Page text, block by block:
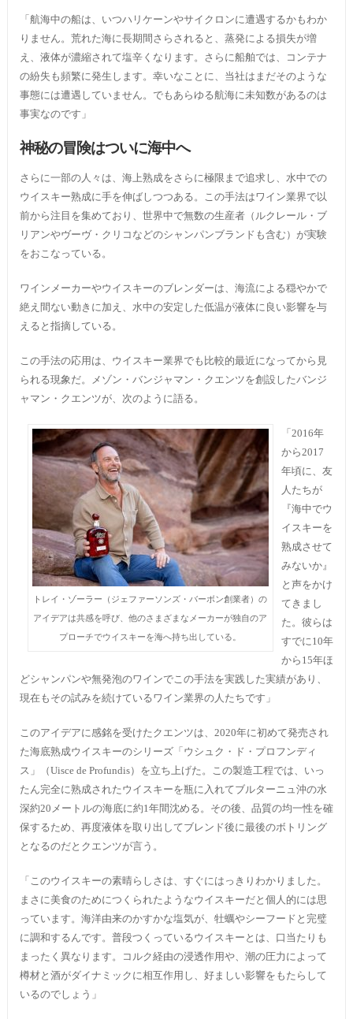
「航海中の船は、いつハリケーンやサイクロンに遭遇するかもわか
りません。荒れた海に長期間さらされると、蒸発による損失が増
え、液体が濃縮されて塩辛くなります。さらに船舶では、コンテナ
の紛失も頻繁に発生します。幸いなことに、当社はまだそのような
事態には遭遇していません。でもあらゆる航海に未知数があるのは
事実なのです」
神秘の冒険はついに海中へ
さらに一部の人々は、海上熟成をさらに極限まで追求し、水中での
ウイスキー熟成に手を伸ばしつつある。この手法はワイン業界で以
前から注目を集めており、世界中で無数の生産者（ルクレール・ブ
リアンやヴーヴ・クリコなどのシャンパンブランドも含む）が実験
をおこなっている。
ワインメーカーやウイスキーのブレンダーは、海流による穏やかで
絶え間ない動きに加え、水中の安定した低温が液体に良い影響を与
えると指摘している。
この手法の応用は、ウイスキー業界でも比較的最近になってから見
られる現象だ。メゾン・バンジャマン・クエンツを創設したバンジ
ャマン・クエンツが、次のように語る。
トレイ・ゾーラー（ジェファーソンズ・バーボン創業者）の
アイデアは共感を呼び、他のさまざまなメーカーが独自のア
プローチでウイスキーを海へ持ち出している。
「2016年
から2017
年頃に、友
人たちが
『海中でウ
イスキーを
熟成させて
みないか』
と声をかけ
てきまし
た。彼らは
すでに10年
から15年ほ
どシャンパンや無発泡のワインでこの手法を実践した実績があり、
現在もその試みを続けているワイン業界の人たちです」
このアイデアに感銘を受けたクエンツは、2020年に初めて発売され
た海底熟成ウイスキーのシリーズ「ウシュク・ド・プロフンディ
ス」（Uisce de Profundis）を立ち上げた。この製造工程では、いっ
たん完全に熟成されたウイスキーを瓶に入れてブルターニュ沖の水
深約20メートルの海底に約1年間沈める。その後、品質の均一性を確
保するため、再度液体を取り出してブレンド後に最後のボトリング
となるのだとクエンツが言う。
「このウイスキーの素晴らしさは、すぐにはっきりわかりました。
まさに美食のためにつくられたようなウイスキーだと個人的には思
っています。海洋由来のかすかな塩気が、牡蠣やシーフードと完璧
に調和するんです。普段つくっているウイスキーとは、口当たりも
まったく異なります。コルク経由の浸透作用や、潮の圧力によって
樽材と酒がダイナミックに相互作用し、好ましい影響をもたらして
いるのでしょう」